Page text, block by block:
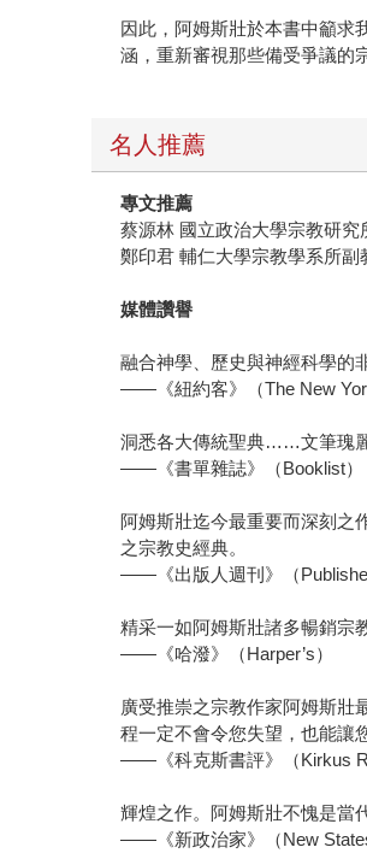
因此，阿姆斯壯於本書中籲求
涵，重新審視那些備受爭議的
名人推薦
專文推薦
蔡源林 國立政治大學宗教研究
鄭印君 輔仁大學宗教學系所副
媒體讚譽
融合神學、歷史與神經科學的
——《紐約客》（The New
洞悉各大傳統聖典……文筆瑰
——《書單雜誌》（Booklist）
阿姆斯壯迄今最重要而深刻
之宗教史經典。
——《出版人週刊》（
精采一如阿姆斯壯諸多暢銷宗
——《哈潑》（Harper’s）
廣受推崇之宗教作家阿姆斯
程一定不會令您失望，也能讓
——《科克斯書評》（Kirkus
輝煌之作。阿姆斯壯不愧是當
——《新政治家》（New